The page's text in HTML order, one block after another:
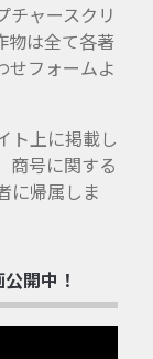
チャースクリ
物は全て各著
せフォームよ
ト上に掲載し
商号に関する
に帰属しま
開中！